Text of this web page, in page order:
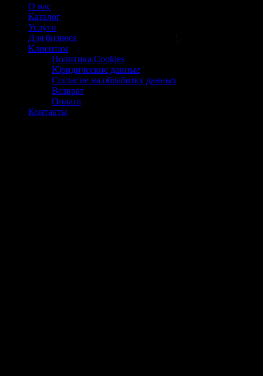
О нас
Каталог
Услуги
Для бизнеса
Клиентам
Политика Cookies
Юридические данные
Согласие на обработку данных
Возврат
Оплата
Контакты